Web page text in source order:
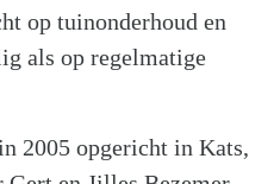
op tuinonderhoud en
als op regelmatige
2005 opgericht in Kats,